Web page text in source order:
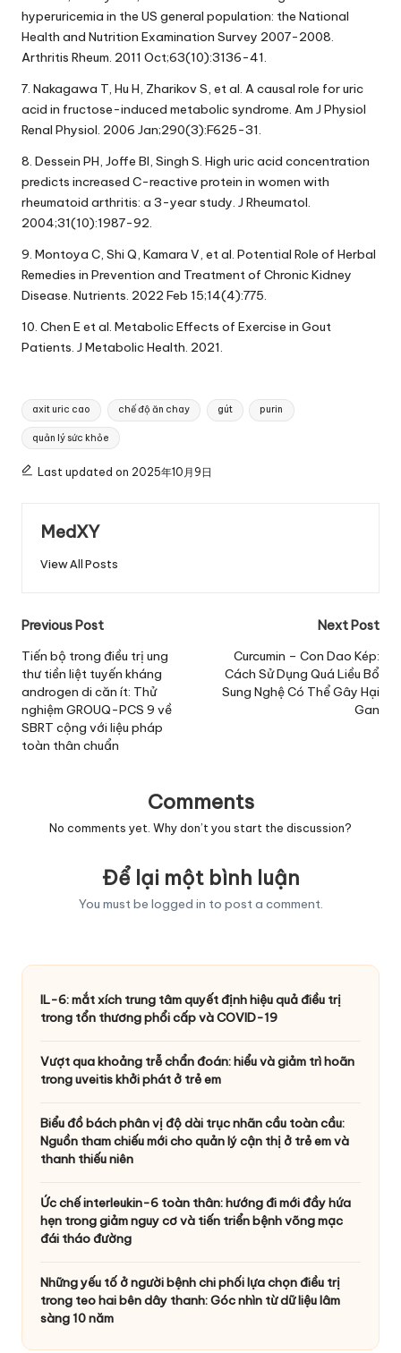
hyperuricemia in the US general population: the National
Health and Nutrition Examination Survey 2007-2008.
Arthritis Rheum. 2011 Oct;63(10):3136-41.
7. Nakagawa T, Hu H, Zharikov S, et al. A causal role for uric
acid in fructose-induced metabolic syndrome. Am J Physiol
Renal Physiol. 2006 Jan;290(3):F625-31.
8. Dessein PH, Joffe BI, Singh S. High uric acid concentration
predicts increased C-reactive protein in women with
rheumatoid arthritis: a 3-year study. J Rheumatol.
2004;31(10):1987-92.
9. Montoya C, Shi Q, Kamara V, et al. Potential Role of Herbal
Remedies in Prevention and Treatment of Chronic Kidney
Disease. Nutrients. 2022 Feb 15;14(4):775.
10. Chen E et al. Metabolic Effects of Exercise in Gout
Patients. J Metabolic Health. 2021.
Tags:
axit uric cao chế độ ăn chay gút purin
quản lý sức khỏe
Last updated on 2025年10月9日
MedXY
View All Posts
Post
navigation
Previous Post
Tiến bộ trong điều trị ung
thư tiền liệt tuyến kháng
androgen di căn ít: Thử
nghiệm GROUQ-PCS 9 về
SBRT cộng với liệu pháp
toàn thân chuẩn
Next Post
Curcumin – Con Dao Kép:
Cách Sử Dụng Quá Liều Bổ
Sung Nghệ Có Thể Gây Hại
Gan
Comments
No comments yet. Why don’t you start the discussion?
Để lại một bình luận
You must be logged in to post a comment.
IL-6: mắt xích trung tâm quyết định hiệu quả điều trị
trong tổn thương phổi cấp và COVID-19
Vượt qua khoảng trễ chẩn đoán: hiểu và giảm trì hoãn
trong uveitis khởi phát ở trẻ em
Biểu đồ bách phân vị độ dài trục nhãn cầu toàn cầu:
Nguồn tham chiếu mới cho quản lý cận thị ở trẻ em và
thanh thiếu niên
Ức chế interleukin-6 toàn thân: hướng đi mới đầy hứa
hẹn trong giảm nguy cơ và tiến triển bệnh võng mạc
đái tháo đường
Những yếu tố ở người bệnh chi phối lựa chọn điều trị
trong teo hai bên dây thanh: Góc nhìn từ dữ liệu lâm
sàng 10 năm